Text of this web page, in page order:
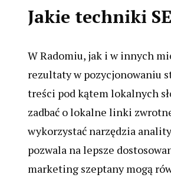
Jakie techniki
W Radomiu, jak i w innych
rezultaty w pozycjonowaniu
treści pod kątem lokalnych
zadbać o lokalne linki
wykorzystać narzędzia
pozwala na lepsze
marketing szeptany mogą